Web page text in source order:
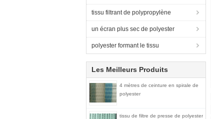
tissu filtrant de polypropylène
un écran plus sec de polyester
polyester formant le tissu
Les Meilleurs Produits
4 mètres de ceinture en spirale de
polyester
tissu de filtre de presse de polyester